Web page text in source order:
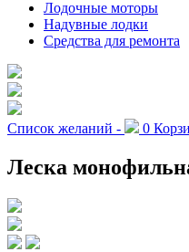
Лодочные моторы
Надувные лодки
Средства для ремонта
Список желаний - 0
Леска